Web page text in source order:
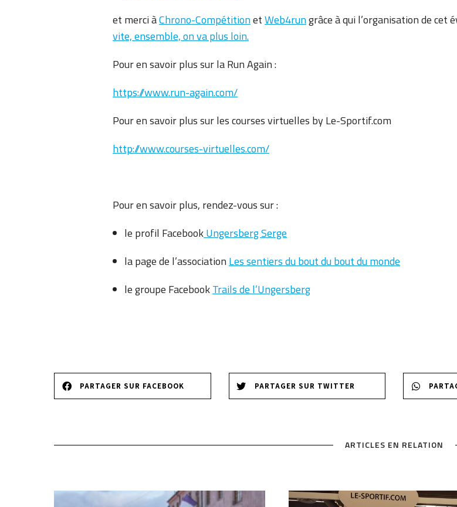
et merci àChrono-CompétitionetWeb4rungrâce à qui l’organisation de cet
vite, ensemble, on va plus loin.
Pour en savoir plus sur la Run Again :
https://www.run-again.com/
Pour en savoir plus sur les courses virtuelles by Le-Sportif.com
http://www.courses-virtuelles.com/
Pour en savoir plus, rendez-vous sur :
le profil FacebookUngersberg Serge
la page de l’association Les sentiers du bout du bout du monde
le groupe FacebookTrails de l’Ungersberg
PARTAGER SUR FACEBOOK PARTAGER SUR TWITTER
ARTICLES EN RELATION